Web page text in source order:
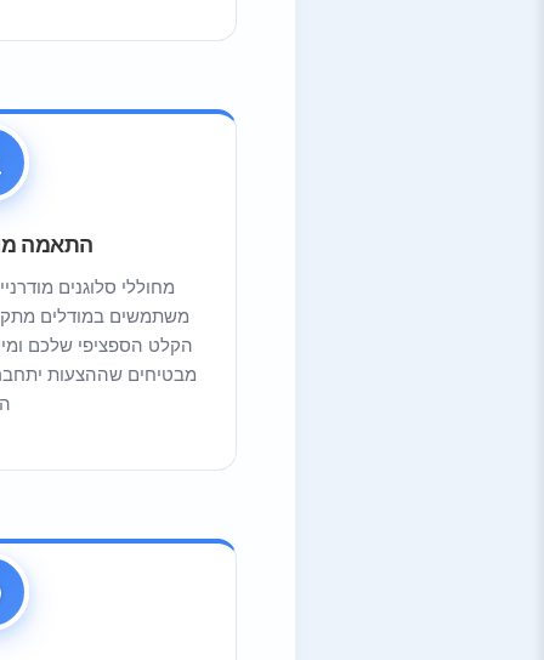
התאמה
מחוללי סלוגנים
משתמשים במודלים
הקלט הספציפי שלכם
מבטיחים שההצעות